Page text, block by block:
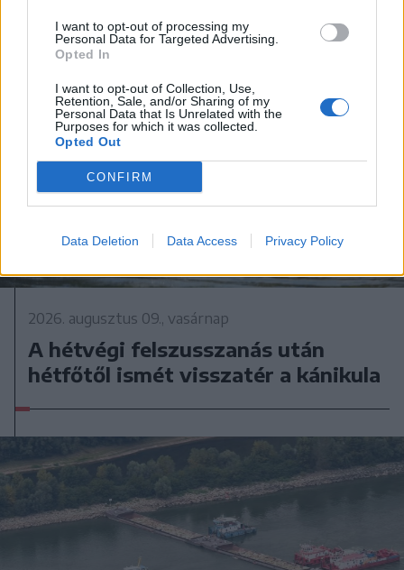
I want to opt-out of processing my
Personal Data for Targeted Advertising.
Opted In
I want to opt-out of Collection, Use,
Retention, Sale, and/or Sharing of my
Personal Data that Is Unrelated with the
Purposes for which it was collected.
Opted Out
CONFIRM
Data Deletion Data Access Privacy Policy
2026. augusztus 09., vasárnap
A hétvégi felszusszanás után
hétfőtől ismét visszatér a kánikula